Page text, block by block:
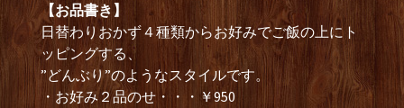
【お品書き】
日替わりおかず４種類からお好みでご飯の上にト
ッピングする、
”どんぶり”のようなスタイルです。
・お好み２品のせ・・・￥950